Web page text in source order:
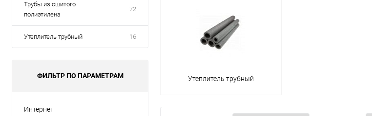
Трубы из сшитого
полиэтилена
72
Утеплитель трубный 16
ФИЛЬТР ПО ПАРАМЕТРАМ
Интернет
Утеплитель трубный